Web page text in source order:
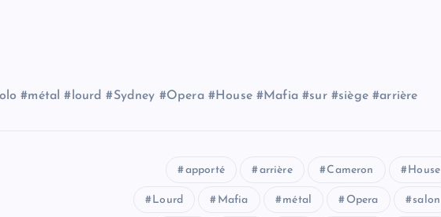
#métal #lourd #Sydney #Opera #House #Mafia #sur #siège #arrière
apporté arrière Cameron House
Lourd Mafia métal Opera salon